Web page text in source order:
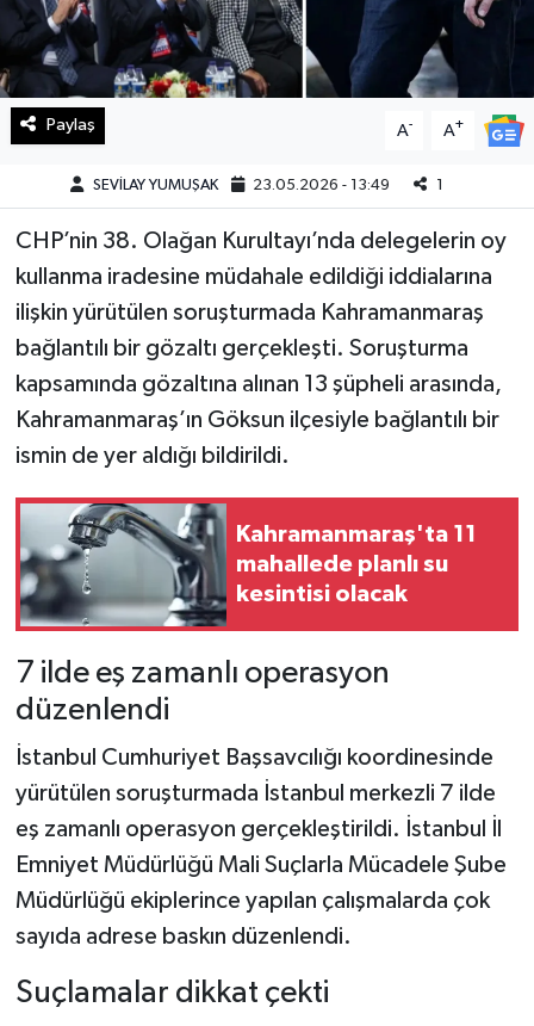
Paylaş A- A+
SEVİLAY YUMUŞAK 23.05.2026 - 13:49 1
CHP’nin 38. Olağan Kurultayı’nda delegelerin oy
kullanma iradesine müdahale edildiği iddialarına
ilişkin yürütülen soruşturmada Kahramanmaraş
bağlantılı bir gözaltı gerçekleşti. Soruşturma
kapsamında gözaltına alınan 13 şüpheli arasında,
Kahramanmaraş’ın Göksun ilçesiyle bağlantılı bir
ismin de yer aldığı bildirildi.
Kahramanmaraş'ta 11
mahallede planlı su
kesintisi olacak
7 ilde eş zamanlı operasyon
düzenlendi
İstanbul Cumhuriyet Başsavcılığı koordinesinde
yürütülen soruşturmada İstanbul merkezli 7 ilde
eş zamanlı operasyon gerçekleştirildi. İstanbul İl
Emniyet Müdürlüğü Mali Suçlarla Mücadele Şube
Müdürlüğü ekiplerince yapılan çalışmalarda çok
sayıda adrese baskın düzenlendi.
Suçlamalar dikkat çekti
Resmi İlan
Sağlık
Spor
SürManşet
Yaşam
KAHRAMANMARAŞ